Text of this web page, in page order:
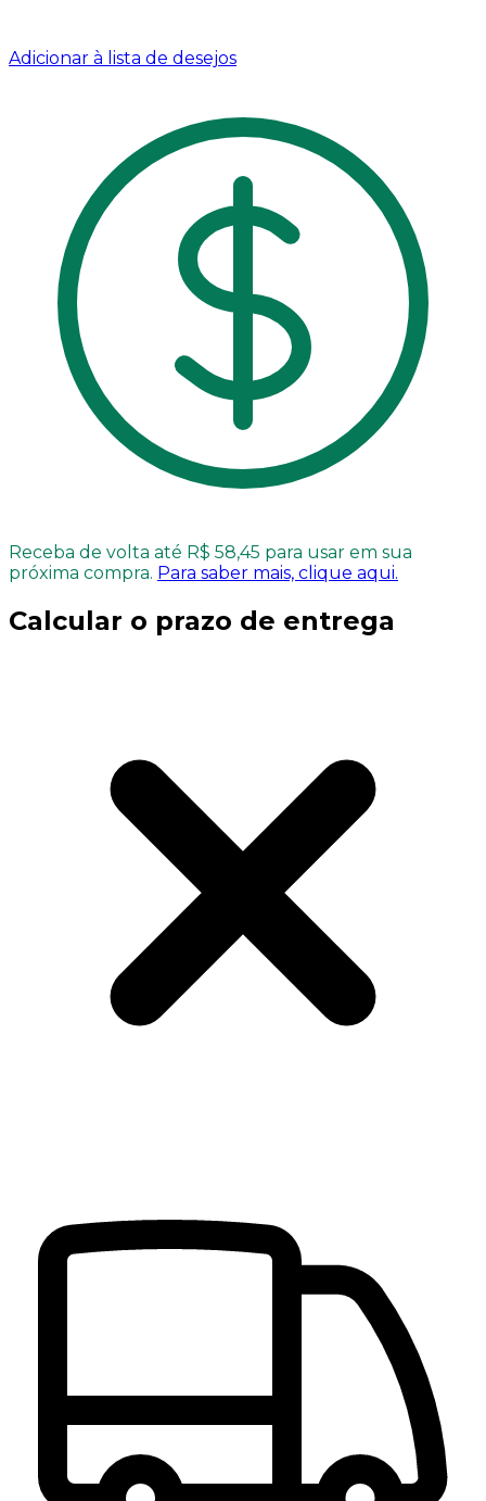
Adicionar à lista de desejos
Receba de volta até R$ 58,45 para usar em sua
próxima compra. Para saber mais, clique aqui.
Calcular o prazo de entrega